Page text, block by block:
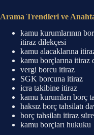
Arama Trendleri ve
kamu kurumlarının
itiraz dilekçesi
kamu alacaklarına
kamu borçlarına itiraz
vergi borcu itiraz
SGK borcuna itiraz
icra takibine itiraz
kamu kurumları borç
haksız borç tahsilatı
borç tahsilatı itiraz
kamu borçları hukuku